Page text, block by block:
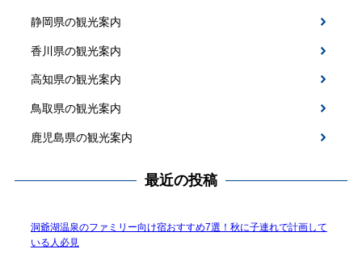
静岡県の観光案内
香川県の観光案内
高知県の観光案内
鳥取県の観光案内
鹿児島県の観光案内
最近の投稿
洞爺湖温泉のファミリー向け宿おすすめ7選！秋に子連れで計画して
いる人必見